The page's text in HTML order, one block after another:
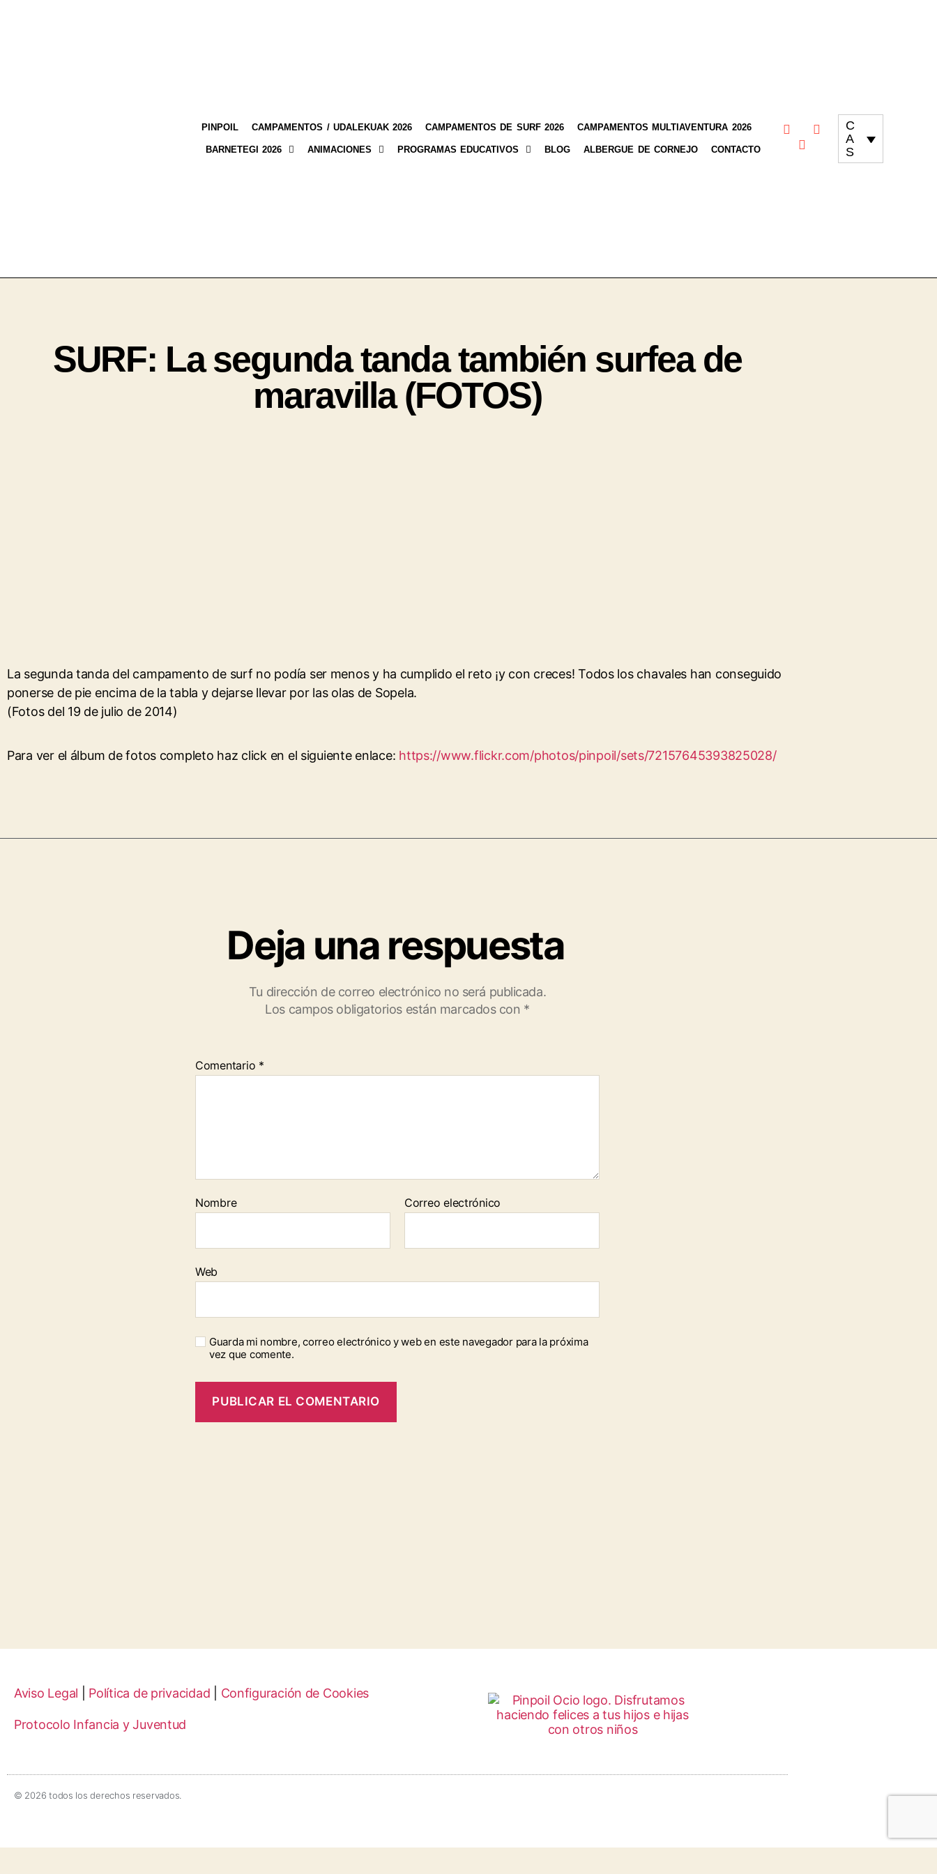
PINPOIL CAMPAMENTOS / UDALEKUAK 2026 CAMPAMENTOS DE SURF 2026 CAMPAMENTOS MULTIAVENTURA 2026
BARNETEGI 2026 ANIMACIONES PROGRAMAS EDUCATIVOS BLOG ALBERGUE DE CORNEJO CONTACTO
C
A
S
SURF: La segunda tanda también surfea de
maravilla (FOTOS)
La segunda tanda del campamento de surf no podía ser menos y ha cumplido el reto ¡y con creces! Todos los chavales han conseguido
ponerse de pie encima de la tabla y dejarse llevar por las olas de Sopela.
(Fotos del 19 de julio de 2014)
Para ver el álbum de fotos completo haz click en el siguiente enlace: https://www.flickr.com/photos/pinpoil/sets/72157645393825028/
Deja una respuesta
Tu dirección de correo electrónico no será publicada.
Los campos obligatorios están marcados con *
Comentario *
Nombre Correo electrónico
Web
Guarda mi nombre, correo electrónico y web en este navegador para la próxima
vez que comente.
Aviso Legal Política de privacidad Configuración de Cookies
Protocolo Infancia y Juventud
© 2026 todos los derechos reservados.